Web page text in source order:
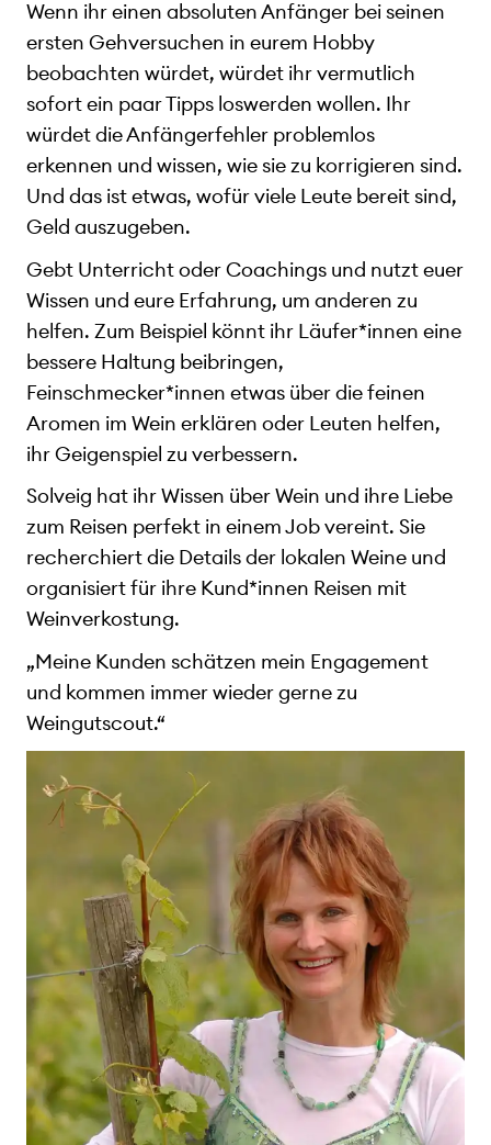
Wenn ihr einen absoluten Anfänger bei seinen
ersten Gehversuchen in eurem Hobby
beobachten würdet, würdet ihr vermutlich
sofort ein paar Tipps loswerden wollen. Ihr
würdet die Anfängerfehler problemlos
erkennen und wissen, wie sie zu korrigieren sind.
Und das ist etwas, wofür viele Leute bereit sind,
Geld auszugeben.
Gebt Unterricht oder Coachings und nutzt euer
Wissen und eure Erfahrung, um anderen zu
helfen. Zum Beispiel könnt ihr Läufer*innen eine
bessere Haltung beibringen,
Feinschmecker*innen etwas über die feinen
Aromen im Wein erklären oder Leuten helfen,
ihr Geigenspiel zu verbessern.
Solveig hat ihr Wissen über Wein und ihre Liebe
zum Reisen perfekt in einem Job vereint. Sie
recherchiert die Details der lokalen Weine und
organisiert für ihre Kund*innen Reisen mit
Weinverkostung.
„Meine Kunden schätzen mein Engagement
und kommen immer wieder gerne zu
Weingutscout.“